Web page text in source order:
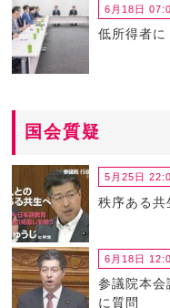
6月18日
低所得者に
国会質疑
5月25日
秩序ある共
6月18日
参議院本会
に質問